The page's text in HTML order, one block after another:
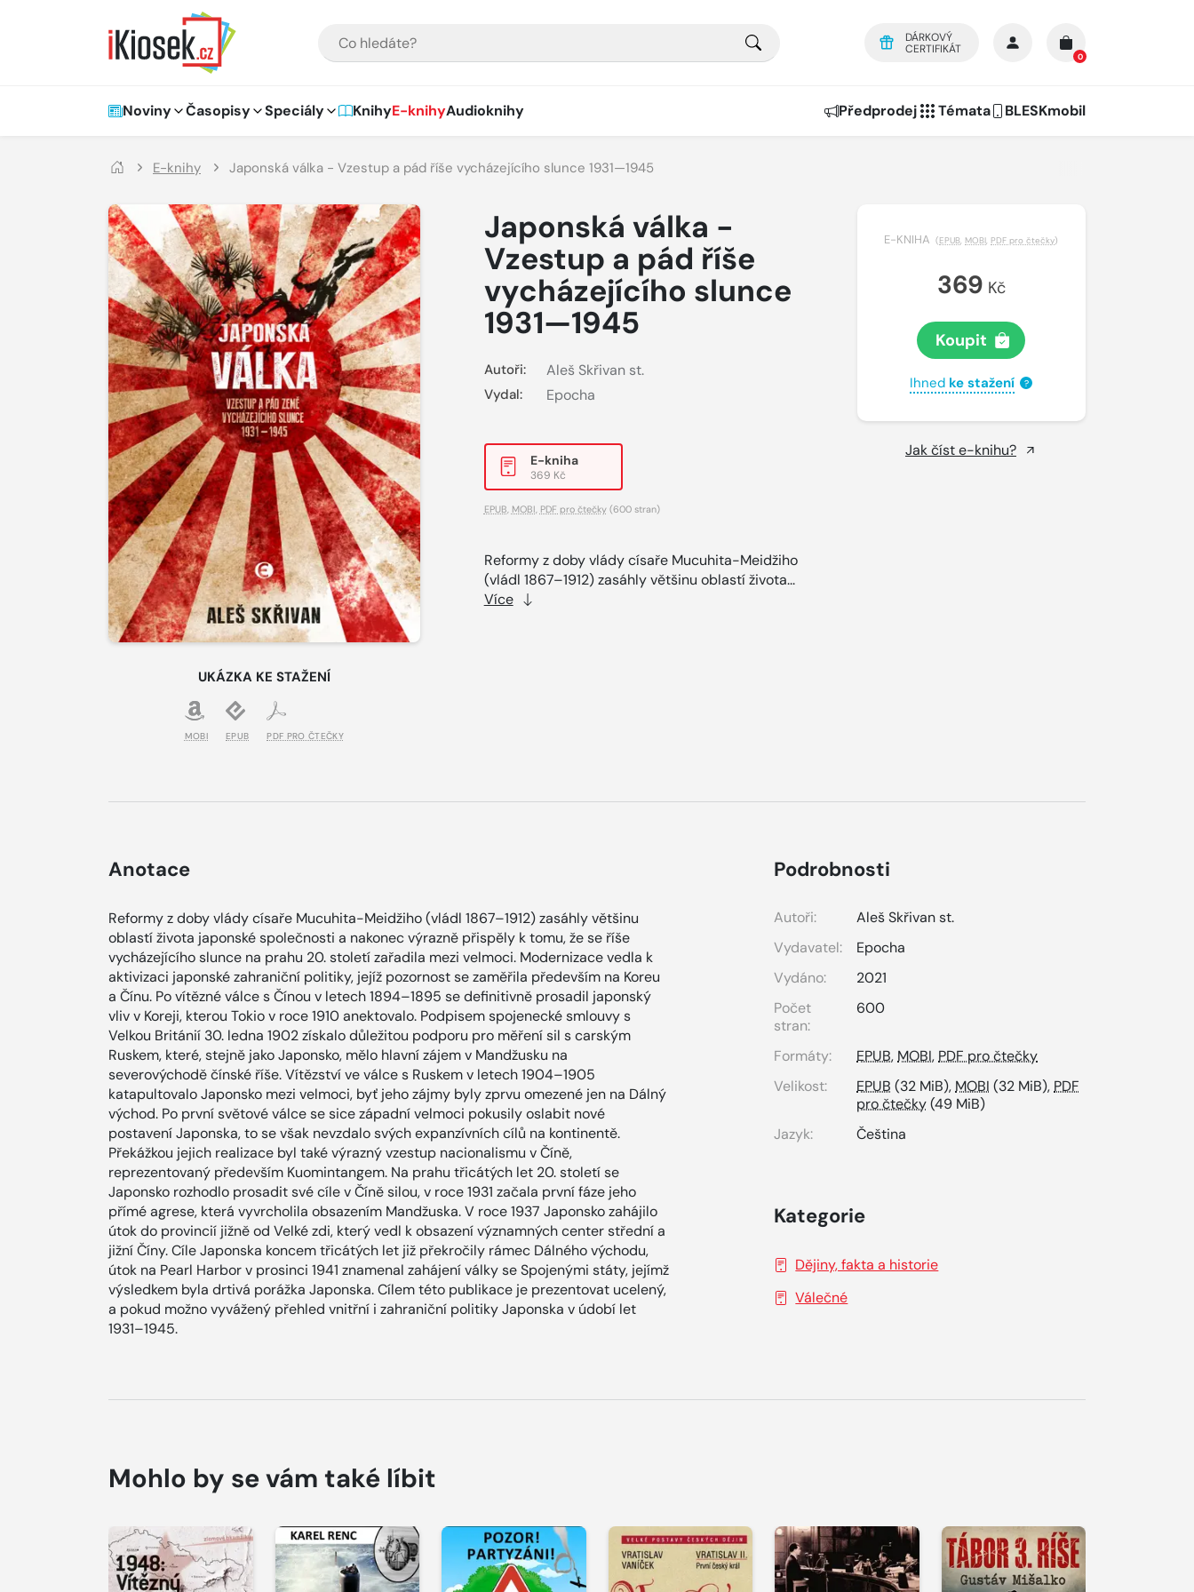
DÁRKOVÝ
CERTIFIKÁT
0
Hlavní navigace
Noviny Časopisy Speciály KnihyE-knihyAudioknihy Předprodej Témata BLESKmobil
E-knihy Japonská válka - Vzestup a pád říše vycházejícího slunce 1931—1945
UKÁZKA KE STAŽENÍ
MOBI EPUB PDF PRO ČTEČKY
Japonská válka -
Vzestup a pád říše
vycházejícího slunce
1931—1945
Autoři: Aleš Skřivan st.
Vydal: Epocha
E-kniha
369 Kč
EPUB MOBI PDF pro čtečky(600 stran)
Reformy z doby vlády císaře Mucuhita-Meidžiho
(vládl 1867–1912) zasáhly většinu oblastí života...
Více
E-KNIHA (EPUB, MOBI, PDF pro čtečky)
369 Kč
Koupit
Ihned ke stažení ?
Jak číst e-knihu?
Anotace
Reformy z doby vlády císaře Mucuhita-Meidžiho (vládl 1867–1912) zasáhly většinu
oblastí života japonské společnosti a nakonec výrazně přispěly k tomu, že se říše
vycházejícího slunce na prahu 20. století zařadila mezi velmoci. Modernizace vedla k
aktivizaci japonské zahraniční politiky, jejíž pozornost se zaměřila především na Koreu
a Čínu. Po vítězné válce s Čínou v letech 1894–1895 se definitivně prosadil japonský
vliv v Koreji, kterou Tokio v roce 1910 anektovalo. Podpisem spojenecké smlouvy s
Velkou Británií 30. ledna 1902 získalo důležitou podporu pro měření sil s carským
Ruskem, které, stejně jako Japonsko, mělo hlavní zájem v Mandžusku na
severovýchodě čínské říše. Vítězství ve válce s Ruskem v letech 1904–1905
katapultovalo Japonsko mezi velmoci, byť jeho zájmy byly zprvu omezené jen na Dálný
východ. Po první světové válce se sice západní velmoci pokusily oslabit nové
postavení Japonska, to se však nevzdalo svých expanzívních cílů na kontinentě.
Překážkou jejich realizace byl také výrazný vzestup nacionalismu v Číně,
reprezentovaný především Kuomintangem. Na prahu třicátých let 20. století se
Japonsko rozhodlo prosadit své cíle v Číně silou, v roce 1931 začala první fáze jeho
přímé agrese, která vyvrcholila obsazením Mandžuska. V roce 1937 Japonsko zahájilo
útok do provincií jižně od Velké zdi, který vedl k obsazení významných center střední a
jižní Číny. Cíle Japonska koncem třicátých let již překročily rámec Dálného východu,
útok na Pearl Harbor v prosinci 1941 znamenal zahájení války se Spojenými státy, jejímž
výsledkem byla drtivá porážka Japonska. Cílem této publikace je prezentovat ucelený,
a pokud možno vyvážený přehled vnitřní i zahraniční politiky Japonska v údobí let
1931–1945.
Podrobnosti
Autoři:
Aleš Skřivan st.
Vydavatel:
Epocha
Vydáno:
2021
Počet
stran:
600
Formáty: EPUB, MOBI, PDF pro čtečky
Velikost:
EPUB (32 MiB), MOBI (32 MiB), PDF
pro čtečky(49 MiB)
Jazyk:
Čeština
Kategorie
Dějiny, fakta a historie
Válečné
Mohlo by se vám také líbit